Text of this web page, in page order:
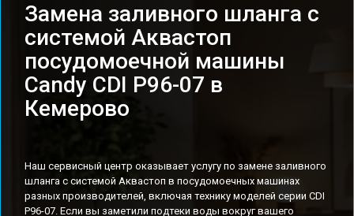
Замена заливного шланга с
системой Аквастоп
посудомоечной машины
Candy CDI P96-07 в
Кемерово
Наш сервисный центр оказывает услугу по замене заливного
шланга с системой Аквастоп в посудомоечных машинах
разных производителей, включая технику моделей серии CDI
P96-07. Если вы заметили подтеки воды вокруг вашего